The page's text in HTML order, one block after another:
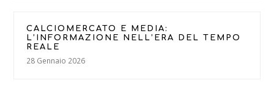
CALCIOMERCATO E MEDIA:
L’INFORMAZIONE NELL’ERA DEL TEMPO
REALE
28 Gennaio 2026